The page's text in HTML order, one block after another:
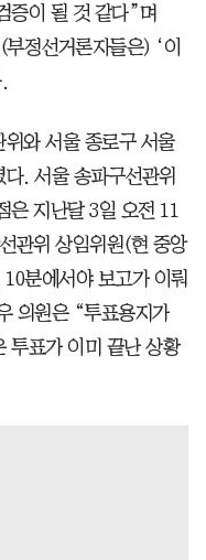
증이 될 것 같다”며
정선거론자들은) ‘이
와 서울 종로구 서울
. 서울 송파구선관위
은 지난달 3일 오전 11
관위 상임위원(현 중앙
분에서야 보고가 이뤄
의원은 “투표용지가
투표가 이미 끝난 상황